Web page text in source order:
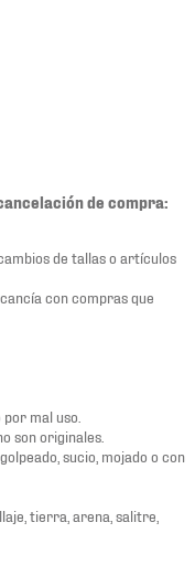
de compra:
de tallas o artículos
con compras que
mal uso.
son originales.
sucio, mojado o con
tierra, arena, salitre,